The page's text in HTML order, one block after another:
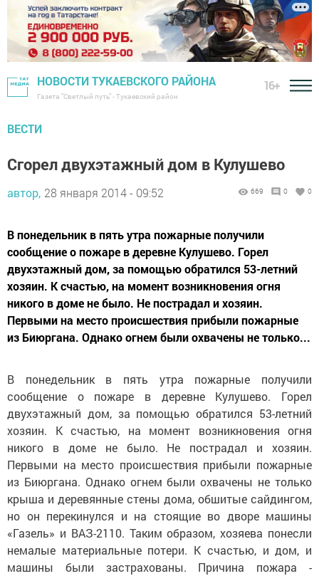
НОВОСТИ ТУКАЕВСКОГО РАЙОНА
Газета "Светлый путь" - Тукаевский район
16+
ВЕСТИ
Сгорел двухэтажный дом в Кулушево
автор, 28 января 2014 - 09:52 669 0 0
В понедельник в пять утра пожарные получили
сообщение о пожаре в деревне Кулушево. Горел
двухэтажный дом, за помощью обратился 53-летний
хозяин. К счастью, на момент возникновения огня
никого в доме не было. Не пострадал и хозяин.
Первыми на место происшествия прибыли пожарные
из Биюргана. Однако огнем были охвачены не только...
В понедельник в пять утра пожарные получили
сообщение о пожаре в деревне Кулушево. Горел
двухэтажный дом, за помощью обратился 53-летний
хозяин. К счастью, на момент возникновения огня
никого в доме не было. Не пострадал и хозяин.
Первыми на место происшествия прибыли пожарные
из Биюргана. Однако огнем были охвачены не только
крыша и деревянные стены дома, обшитые сайдингом,
но он перекинулся и на стоящие во дворе машины
«Газель» и ВАЗ-2110. Таким образом, хозяева понесли
немалые материальные потери. К счастью, и дом, и
машины были застрахованы. Причина пожара -